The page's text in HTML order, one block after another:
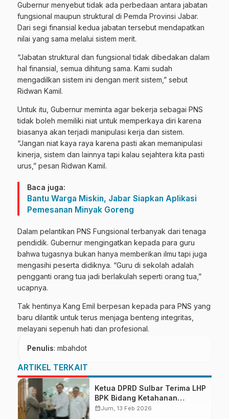
Gubernur menyebut tidak ada perbedaan antara jabatan
fungsional maupun struktural di Pemda Provinsi Jabar.
Dari segi finansial kedua jabatan tersebut mendapatkan
nilai yang sama melalui sistem merit.
“Jabatan struktural dan fungsional tidak dibedakan dalam
hal finansial, semua dihitung sama. Kami sudah
mengadilkan sistem ini dengan merit sistem,” sebut
Ridwan Kamil.
Untuk itu, Gubernur meminta agar bekerja sebagai PNS
tidak boleh memiliki niat untuk memperkaya diri karena
biasanya akan terjadi manipulasi kerja dan sistem.
“Jangan niat kaya raya karena pasti akan memanipulasi
kinerja, sistem dan lainnya tapi kalau sejahtera kita pasti
urus,” pesan Ridwan Kamil.
Baca juga:
Bantu Warga Miskin, Jabar Siapkan Aplikasi
Pemesanan Minyak Goreng
Dalam pelantikan PNS Fungsional terbanyak dari tenaga
pendidik. Gubernur mengingatkan kepada para guru
bahwa tugasnya bukan hanya memberikan ilmu tapi juga
mengasihi peserta didiknya. “Guru di sekolah adalah
pengganti orang tua jadi berlakulah seperti orang tua,”
ucapnya.
Tak hentinya Kang Emil berpesan kepada para PNS yang
baru dilantik untuk terus menjaga benteng integritas,
melayani sepenuh hati dan profesional.
Penulis: mbahdot
ARTIKEL TERKAIT
Ketua DPRD Sulbar Terima LHP
BPK Bidang Ketahanan
Pangan
calendar_monthJum, 13 Feb 2026